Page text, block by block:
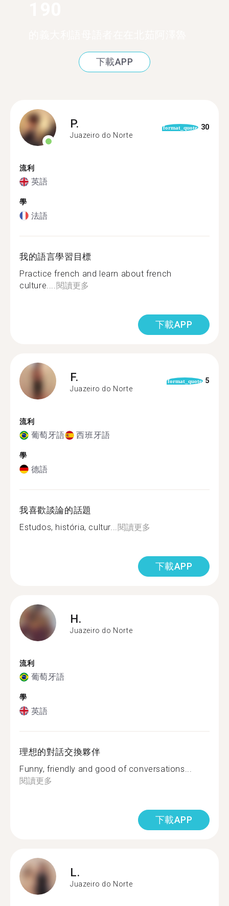
下載APP
P.
Juazeiro do Norte
format_quote 30
流利
英語
學
法語
我的語言學習目標
Practice french and learn about french
culture.... 閱讀更多
下載APP
F.
Juazeiro do Norte
format_quote 5
流利
葡萄牙語 西班牙語
學
德語
我喜歡談論的話題
Estudos, história, cultur... 閱讀更多
下載APP
H.
Juazeiro do Norte
流利
葡萄牙語
學
英語
理想的對話交換夥伴
Funny, friendly and good of conversations...
閱讀更多
下載APP
L.
Juazeiro do Norte